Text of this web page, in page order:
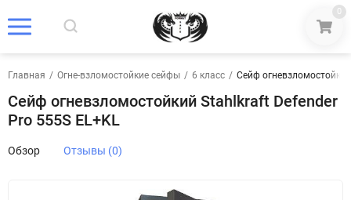
0
Главная / Огне-взломостойкие сейфы / 6 класс / Сейф
Сейф огневзломостойкий Stahlkraft Defender
Pro 555S EL+KL
Обзор Отзывы (0)